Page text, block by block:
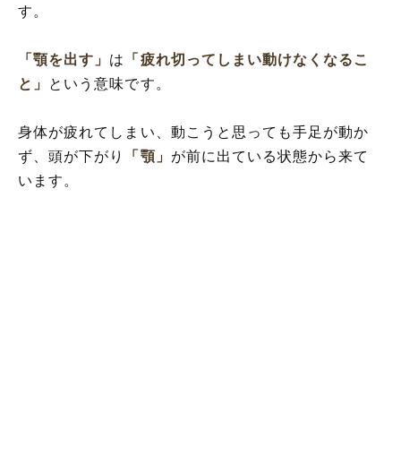
す。
「顎を出す」 は
「疲れ切ってしまい動けなくなるこ
と」
という意味です。
身体が疲れてしまい、動こうと思っても手足が動か
ず、頭が下がり
「顎」 が前に出ている状態から来て
います。